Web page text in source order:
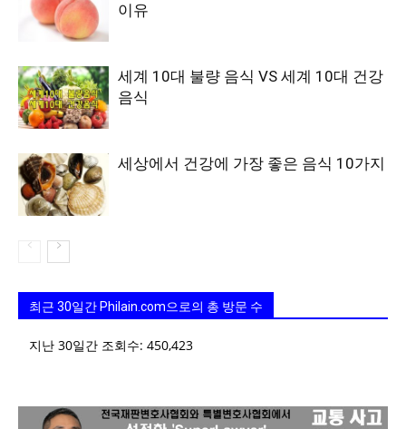
이유
세계 10대 불량 음식 VS 세계 10대 건강
음식
세상에서 건강에 가장 좋은 음식 10가지
최근 30일간 Philain.com으로의 총 방문 수
지난 30일간 조회수: 450,423